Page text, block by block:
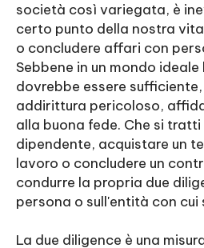
società così variegata, è
certo punto della nostra
o concludere affari con
Sebbene in un mondo
dovrebbe essere
addirittura pericoloso,
alla buona fede. Che si tratti
dipendente, acquistare un
lavoro o concludere un
condurre la propria due
persona o sull'entità con cui
La due diligence è una